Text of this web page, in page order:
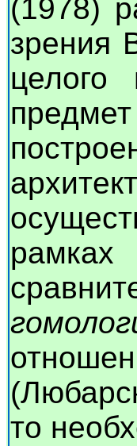
(1978)
зрения
целого
то